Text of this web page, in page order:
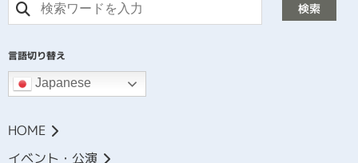
検索
言語切り替え
Japanese
HOME
イベント・公演